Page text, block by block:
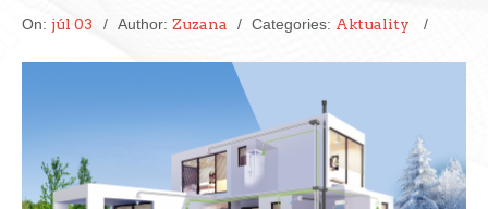
On: júl 03 Author: Zuzana Categories: Aktuality